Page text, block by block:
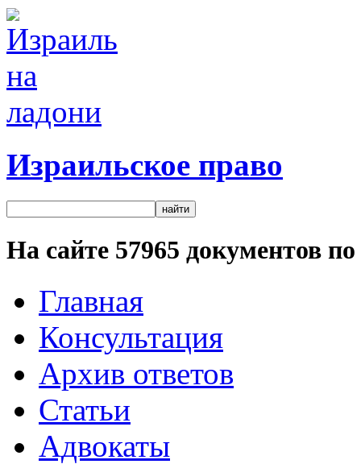
Израильское право
На сайте 57965 документов
Главная
Консультация
Архив ответов
Статьи
Адвокаты